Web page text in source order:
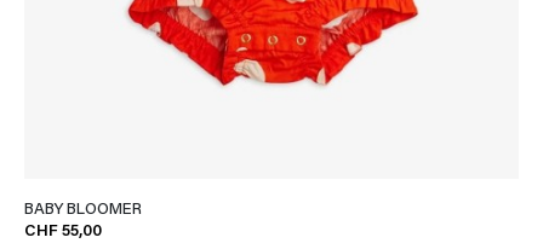
BABY BLOOMER
CHF 55,00